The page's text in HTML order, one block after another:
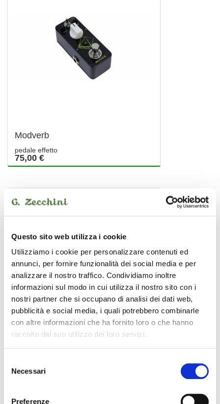
Questo sito web utilizza i cookie
Utilizziamo i cookie per personalizzare contenuti ed
annunci, per fornire funzionalità dei social media e per
analizzare il nostro traffico. Condividiamo inoltre
informazioni sul modo in cui utilizza il nostro sito con i
nostri partner che si occupano di analisi dei dati web,
pubblicità e social media, i quali potrebbero combinarle
con altre informazioni che ha fornito loro o che hanno
raccolto dal suo utilizzo dei loro servizi.
delNecessari
Preferenze
Modverb
pedale effetto
75,00 €